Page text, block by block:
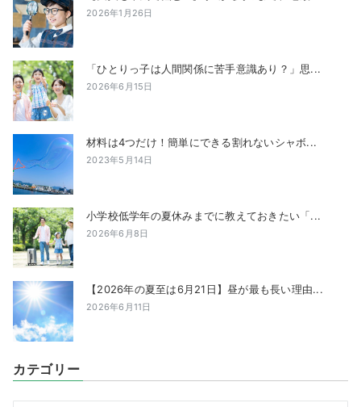
2026年1月26日
「ひとりっ子は人間関係に苦手意識あり？」思...
2026年6月15日
材料は4つだけ！簡単にできる割れないシャボ...
2023年5月14日
小学校低学年の夏休みまでに教えておきたい「...
2026年6月8日
【2026年の夏至は6月21日】昼が最も長い理由...
2026年6月11日
カテゴリー
カ